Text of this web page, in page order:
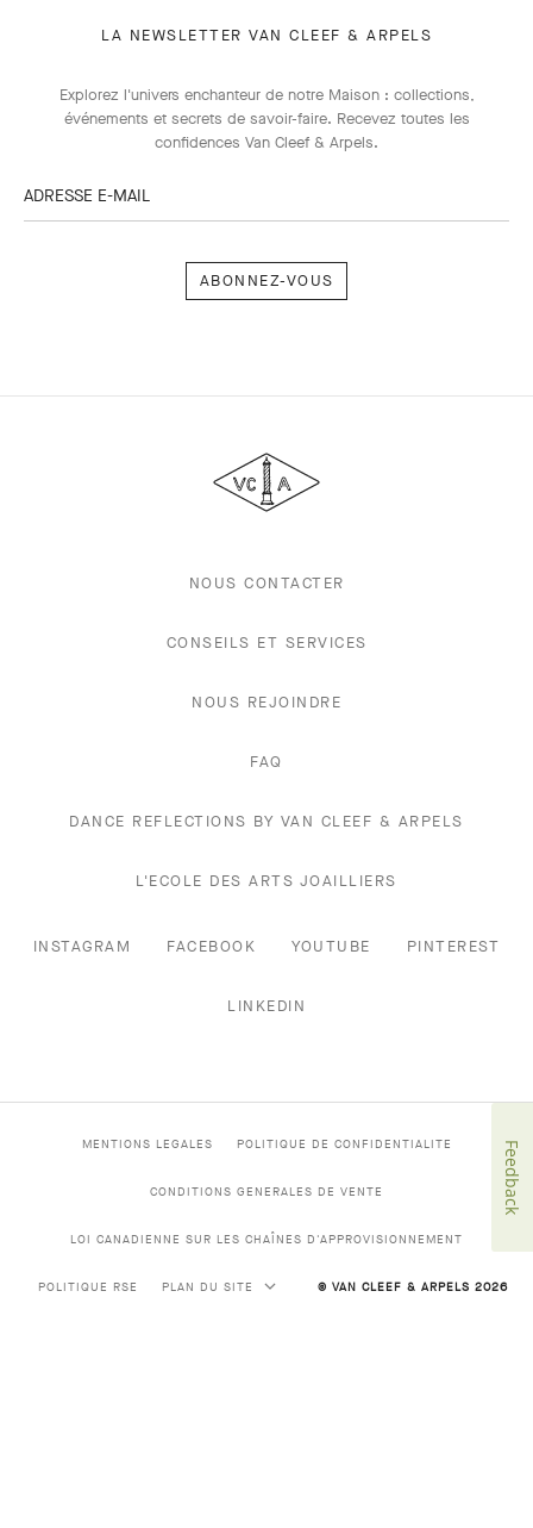
LA NEWSLETTER VAN CLEEF & ARPELS
Explorez l'univers enchanteur de notre Maison : collections,
événements et secrets de savoir-faire. Recevez toutes les
confidences Van Cleef & Arpels​.
ADRESSE E-MAIL
vous
&
Arpels
NOUS CONTACTER
CONSEILS ET SERVICES
NOUS REJOINDRE
FAQ
DANCE REFLECTIONS BY VAN CLEEF & ARPELS
L'ECOLE DES ARTS JOAILLIERS
INSTAGRAM FACEBOOK YOUTUBE PINTEREST
LINKEDIN
MENTIONS LEGALES POLITIQUE DE CONFIDENTIALITE
CONDITIONS GENERALES DE VENTE
LOI CANADIENNE SUR LES CHAÎNES D'APPROVISIONNEMENT
POLITIQUE RSE PLAN DU SITE © VAN CLEEF & ARPELS 2026
Feedback